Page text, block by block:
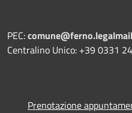
PEC:
Centralino Unico: +39 0331
Prenotazione